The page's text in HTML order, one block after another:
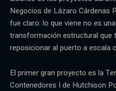
Negocios de Lázaro Cárdenas
fue claro: lo que viene no es
transformación estructural que
reposicionar al puerto a escala
El primer gran proyecto es la
Contenedores I de Hutchison